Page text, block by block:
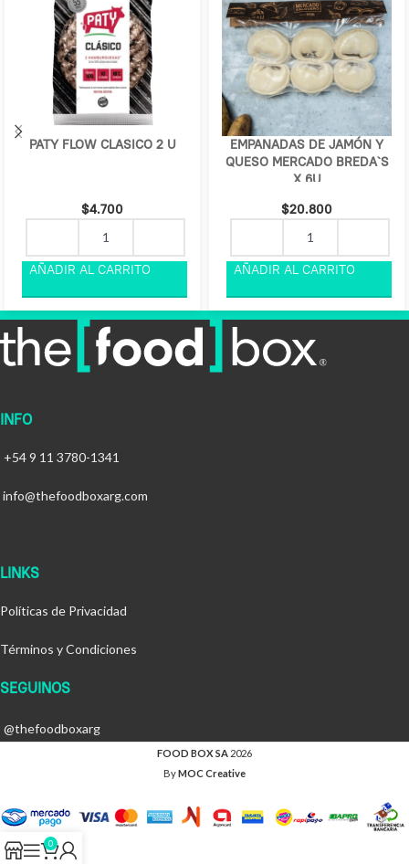
PATY FLOW CLASICO 2 U
$4.700
EMPANADAS DE JAMÓN Y
QUESO MERCADO BREDA`S
X 6U
$20.800
INFO
+54 9 11 3780-1341
info@thefoodboxarg.com
LINKS
Políticas de Privacidad
Términos y Condiciones
SEGUINOS
@thefoodboxarg
FOOD BOX SA 2026
ByMOC Creative
0